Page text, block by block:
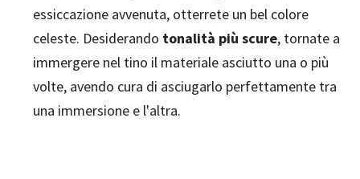
essiccazione avvenuta, otterrete un bel colore
celeste. Desiderando tonalità più scure, tornate a
immergere nel tino il materiale asciutto una o più
volte, avendo cura di asciugarlo perfettamente tra
una immersione e l'altra.